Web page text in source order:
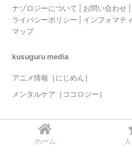
ホーム
ナゾロジーについて お問い合わせ
ライバシーポリシー
インフォマテ
マップ
kusuguru media
アニメ情報［にじめん］
メンタルケア［ココロジー］
© 2017-2026 nazology. all rights